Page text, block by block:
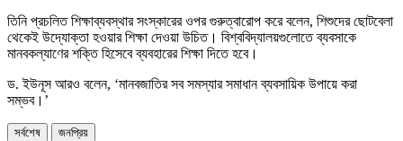
তিনি প্রচলিত শিক্ষাব্যবস্থার সংস্কারের ওপর গুরুত্বারোপ করে বলেন, শিশুদের ছোটবেলা
থেকেই উদ্যোক্তা হওয়ার শিক্ষা দেওয়া উচিত। বিশ্ববিদ্যালয়গুলোতে ব্যবসাকে
মানবকল্যাণের শক্তি হিসেবে ব্যবহারের শিক্ষা দিতে হবে।
ড. ইউনূস আরও বলেন, ‘মানবজাতির সব সমস্যার সমাধান ব্যবসায়িক উপায়ে করা
সম্ভব।’
সর্বশেষ জনপ্রিয়